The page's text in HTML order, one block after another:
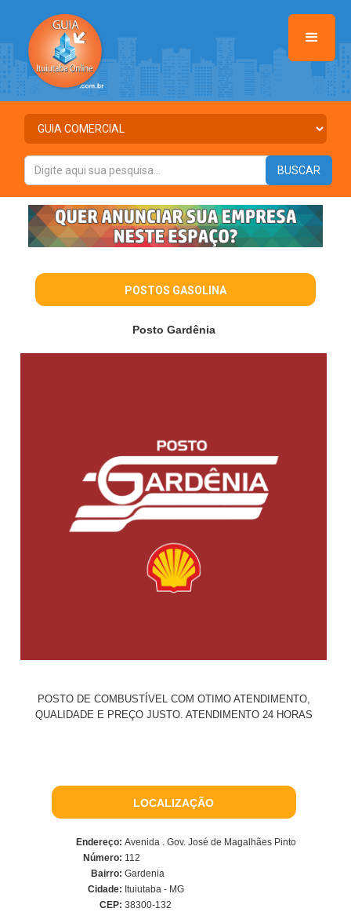
POSTOS GASOLINA
Posto Gardênia
POSTO DE COMBUSTÍVEL COM OTIMO ATENDIMENTO,
QUALIDADE E PREÇO JUSTO. ATENDIMENTO 24 HORAS
LOCALIZAÇÃO
Endereço: Avenida . Gov. José de Magalhães Pinto
Número: 112
Bairro: Gardenia
Cidade: Ituiutaba - MG
CEP: 38300-132